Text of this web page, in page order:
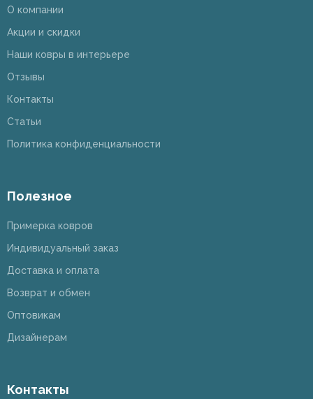
О компании
Акции и скидки
Наши ковры в интерьере
Отзывы
Контакты
Статьи
Политика конфиденциальности
Полезное
Примерка ковров
Индивидуальный заказ
Доставка и оплата
Возврат и обмен
Оптовикам
Дизайнерам
Контакты